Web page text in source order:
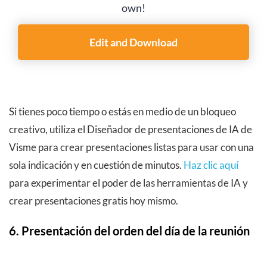
own!
Edit and Download
Si tienes poco tiempo o estás en medio de un bloqueo
creativo, utiliza el Diseñador de presentaciones de IA de
Visme para crear presentaciones listas para usar con una
sola indicación y en cuestión de minutos. Haz clic aquí
para experimentar el poder de las herramientas de IA y
crear presentaciones gratis hoy mismo.
6. Presentación del orden del día de la reunión